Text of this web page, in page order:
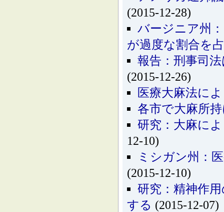
(2015-12-28)
バージニア州
が過度な割合を
報告：刑事司
(2015-12-26)
医療大麻法に
各市で大麻所
研究：大麻に
12-10)
ミシガン州：
(2015-12-10)
研究：精神作
する (2015-12-07)